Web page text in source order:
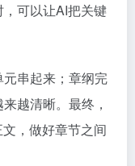
可以让AI把关键
串起来；章纲完
越清晰。最终，
，做好章节之间